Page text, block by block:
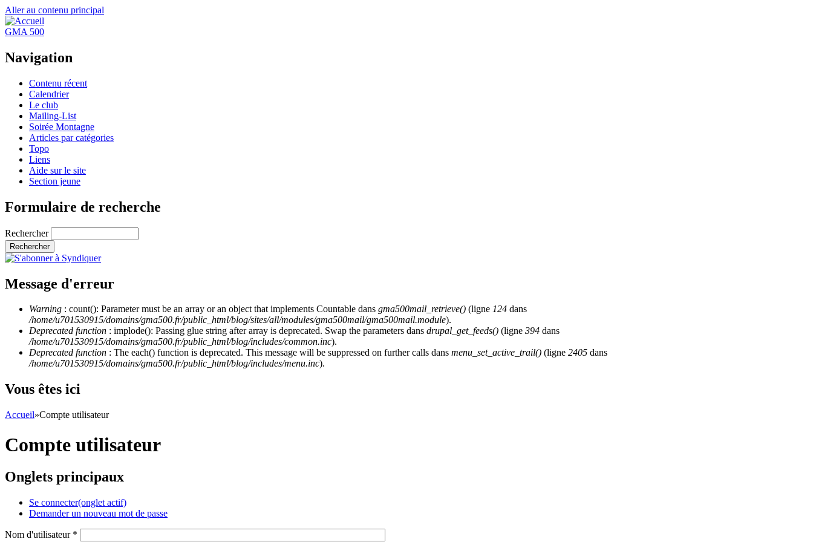
Aller au contenu principal
GMA 500
Navigation
Contenu récent
Calendrier
Le club
Mailing-List
Soirée Montagne
Articles par catégories
Topo
Liens
Aide sur le site
Section jeune
Formulaire de recherche
Rechercher
Message d'erreur
Warning : count(): Parameter must be an array or an object that implements Countable dans gma500mail_retrieve() (ligne 124 dans
/home/u701530915/domains/gma500.fr/public_html/blog/sites/all/modules/gma500mail/gma500mail.module).
Deprecated function : implode(): Passing glue string after array is deprecated. Swap the parameters dans drupal_get_feeds() (ligne 394 dans
/home/u701530915/domains/gma500.fr/public_html/blog/includes/common.inc).
Deprecated function : The each() function is deprecated. This message will be suppressed on further calls dans menu_set_active_trail() (ligne 2405 dans
/home/u701530915/domains/gma500.fr/public_html/blog/includes/menu.inc).
Vous êtes ici
Accueil»Compte utilisateur
Compte utilisateur
Onglets principaux
Se connecter(onglet actif)
Demander un nouveau mot de passe
Nom d'utilisateur *